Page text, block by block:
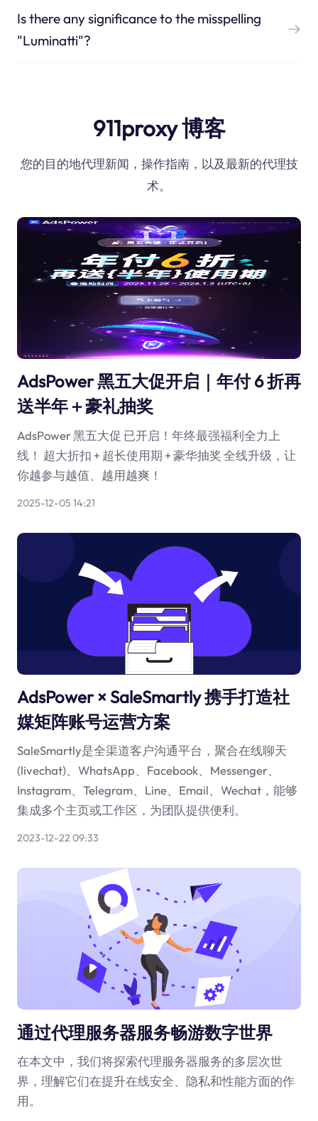
Is there any significance to the misspelling
"Luminatti"?
911proxy 博客
您的目的地代理新闻，操作指南，以及最新的代理技
术。
AdsPower 黑五大促开启｜年付 6 折再
送半年＋豪礼抽奖
AdsPower 黑五大促 已开启！年终最强福利全力上
线！ 超大折扣 + 超长使用期 + 豪华抽奖 全线升级，让
你越参与越值、越用越爽！
2025-12-05 14:21
AdsPower × SaleSmartly 携手打造社
媒矩阵账号运营方案
SaleSmartly是全渠道客户沟通平台，聚合在线聊天
(livechat)、WhatsApp、Facebook、Messenger、
Instagram、Telegram、Line、Email、Wechat，能够
集成多个主页或工作区，为团队提供便利。
2023-12-22 09:33
通过代理服务器服务畅游数字世界
在本文中，我们将探索代理服务器服务的多层次世
界，理解它们在提升在线安全、隐私和性能方面的作
用。